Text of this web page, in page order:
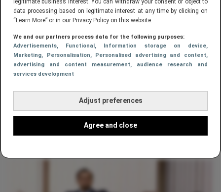
legitimate business interest. You can withdraw your consent or object to
data processing based on legitimate interest at any time by clicking on
“Learn More” or in our Privacy Policy on this website.
We and our partners process data for the following purposes:
Advertisements, Functional, Information storage on device,
Marketing, Personalisation, Personalised advertising and content,
advertising and content measurement, audience research and
services development
Adjust preferences
Agree and close
5 hoofdkantoren waar jij zou willen
werken